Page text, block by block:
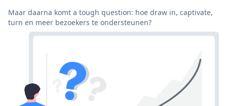
Maar daarna komt a tough question: hoe draw in, captivate,
turn en meer bezoekers te ondersteunen?